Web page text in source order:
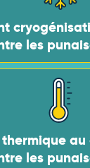
les
les